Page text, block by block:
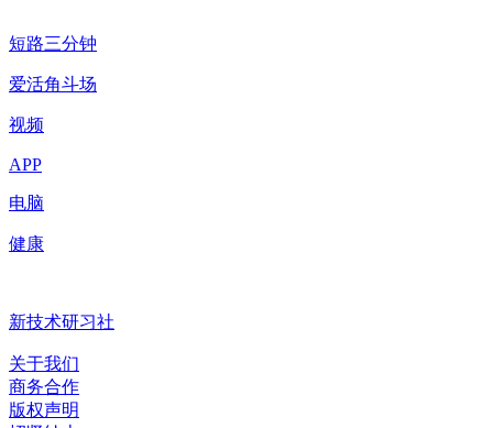
短路三分钟
爱活角斗场
视频
APP
电脑
健康
新技术研习社
关于我们
商务合作
版权声明